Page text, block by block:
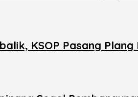
KSOP Pasang